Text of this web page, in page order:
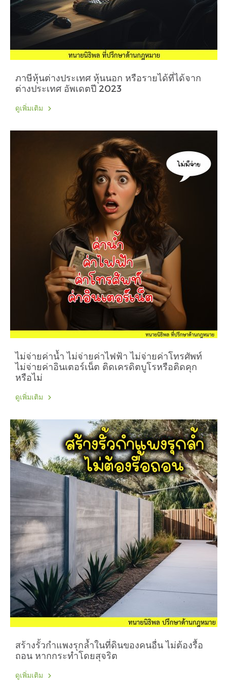
ภาษีหุ้นต่างประเทศ หุ้นนอก หรือรายได้ที่ได้จาก
ต่างประเทศ อัพเดตปี 2023
ดูเพิ่มเติม
ไม่จ่ายค่าน้ำ ไม่จ่ายค่าไฟฟ้า ไม่จ่ายค่าโทรศัพท์
ไม่จ่ายค่าอินเตอร์เน็ต ติดเครดิตบูโรหรือติดคุก
หรือไม่
ดูเพิ่มเติม
สร้างรั้วกำแพงรุกล้ำในที่ดินของคนอื่น ไม่ต้องรื้อ
ถอน หากกระทำโดยสุจริต
ดูเพิ่มเติม